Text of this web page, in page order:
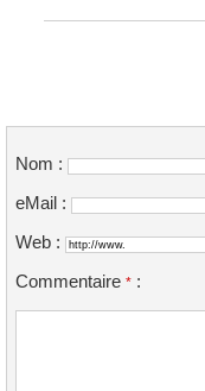
Nom :
eMail :
Web :
Commentaire * :